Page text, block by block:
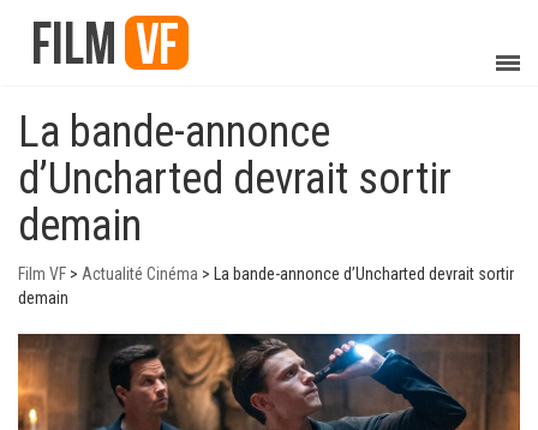
La bande-annonce
d’Uncharted devrait sortir
demain
Film VF > Actualité Cinéma >
La bande-annonce d’Uncharted devrait sortir
demain